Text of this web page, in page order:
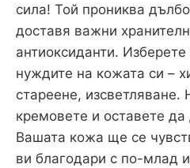
сила! Той прониква
доставя важни
антиоксиданти. Изберете
нуждите на кожата си –
стареене, изсветляване.
кремовете и оставете
Вашата кожа ще се
ви благодари с по-млад